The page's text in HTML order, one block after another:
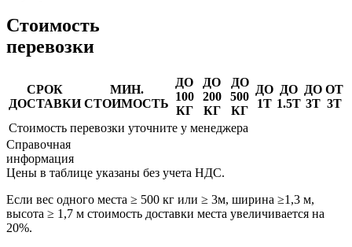
Стоимость
перевозки
СРОК
ДОСТАВКИ
МИН.
СТОИМОСТЬ
ДО
100
КГ
ДО
200
КГ
ДО
500
КГ
ДО
1Т
ДО
1.5Т
ДО
3Т
ОТ
3Т
Стоимость перевозки уточните у менеджера
Справочная
информация
Цены в таблице указаны без учета НДС.
Если вес одного места ≥ 500 кг или ≥ 3м, ширина ≥1,3 м,
высота ≥ 1,7 м стоимость доставки места увеличивается на
20%.